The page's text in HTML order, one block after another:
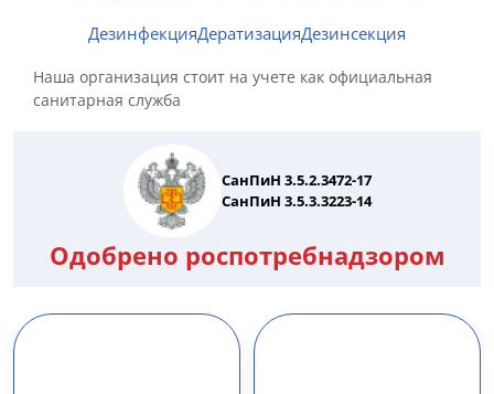
ДезинфекцияДератизацияДезинсекция
Наша организация стоит на учете как официальная
санитарная служба
СанПиН 3.5.2.3472-17
СанПиН 3.5.3.3223-14
Одобрено роспотребнадзором